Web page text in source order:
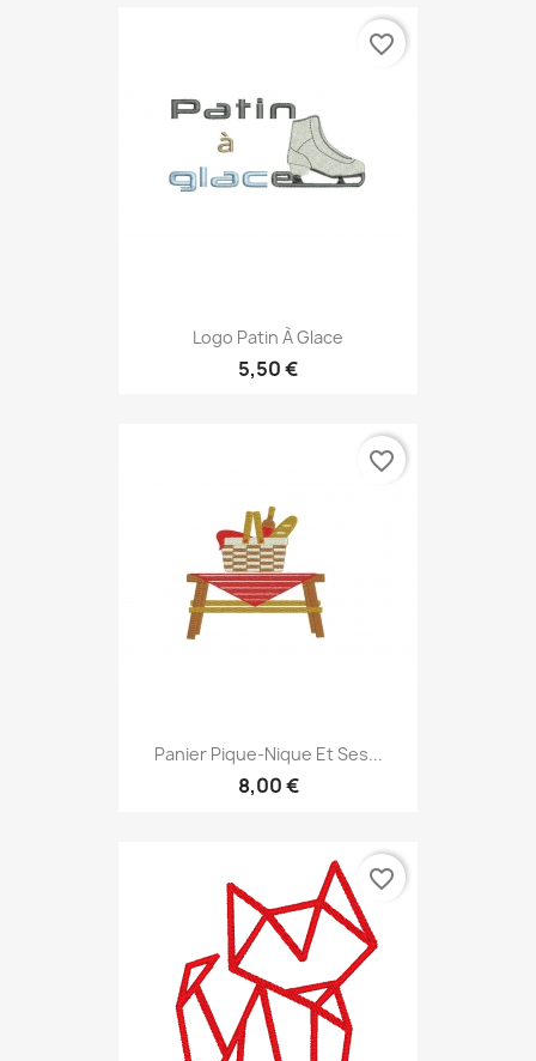
Logo Patin À Glace
5,50 €
favorite_border
Panier Pique-Nique Et Ses...
8,00 €
favorite_border
favorite_border